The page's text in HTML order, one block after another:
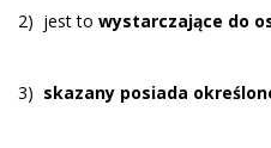
2) jest to wystarczające do
3) skazany posiada